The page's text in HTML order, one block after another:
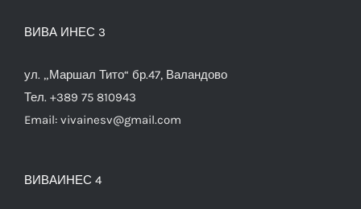
ВИВА ИНЕС 3
ул. „Маршал Тито“ бр.47, Валандово
Тел. +389 75 810943
Email: vivainesv@gmail.com
ВИВАИНЕС 4